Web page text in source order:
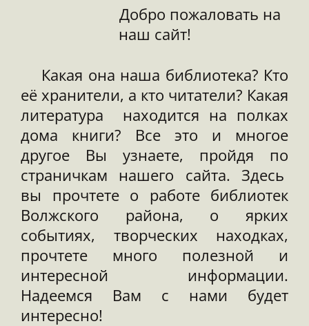
Добро пожаловать на
наш сайт!
Какая она наша библиотека? Кто
её хранители, а кто читатели? Какая
литература находится на полках
дома книги? Все это и многое
другое Вы узнаете, пройдя по
страничкам нашего сайта. Здесь
вы прочтете о работе библиотек
Волжского района, о ярких
событиях, творческих находках,
прочтете много полезной и
интересной информации.
Надеемся Вам с нами будет
интересно!